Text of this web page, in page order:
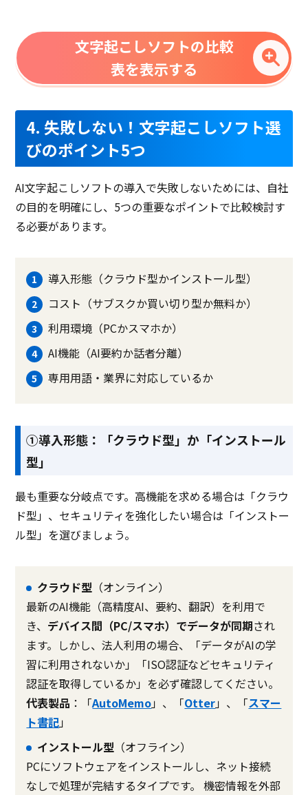
文字起こしソフトの比較
表を表示する
4. 失敗しない！文字起こしソフト選
びのポイント5つ
AI文字起こしソフトの導入で失敗しないためには、自社
の目的を明確にし、5つの重要なポイントで比較検討す
る必要があります。
導入形態（クラウド型かインストール型）
コスト（サブスクか買い切り型か無料か）
利用環境（PCかスマホか）
AI機能（AI要約か話者分離）
専用用語・業界に対応しているか
①導入形態：「クラウド型」か「インストール
型」
最も重要な分岐点です。高機能を求める場合は「クラウ
ド型」、セキュリティを強化したい場合は「インストー
ル型」を選びましょう。
クラウド型 （オンライン）
最新のAI機能（高精度AI、要約、翻訳）を利用で
き、 デバイス間（PC/スマホ）でデータが同期され
ます。しかし、法人利用の場合、「データがAIの学
習に利用されないか」「ISO認証などセキュリティ
認証を取得しているか」を必ず確認してください。
代表製品 ：「AutoMemo」、「Otter」、「スマー
ト書記」
インストール型 （オフライン）
PCにソフトウェアをインストールし、ネット接続
なしで処理が完結するタイプです。 機密情報を外部